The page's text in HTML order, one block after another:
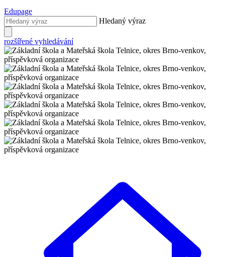
Edupage
Hledaný výraz
rozšířené vyhledávání